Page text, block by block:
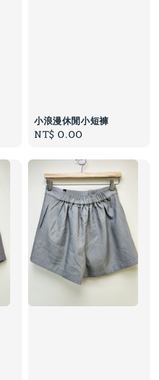
小浪漫休閒小短褲
Regular
NT$ 0.00